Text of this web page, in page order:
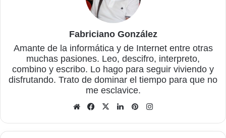
Fabriciano González
Amante de la informática y de Internet entre otras
muchas pasiones. Leo, descifro, interpreto,
combino y escribo. Lo hago para seguir viviendo y
disfrutando. Trato de dominar el tiempo para que no
me esclavice.
Sitio
Facebook
X LinkedInPinterest